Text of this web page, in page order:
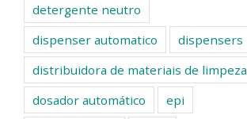
detergente neutro
dispenser automatico
dispensers
distribuidora de materiais de limpeza
dosador automático
epi